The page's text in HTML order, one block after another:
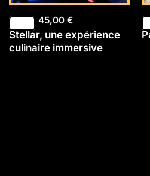
45,00 €
Stellar, une expérience
culinaire immersive